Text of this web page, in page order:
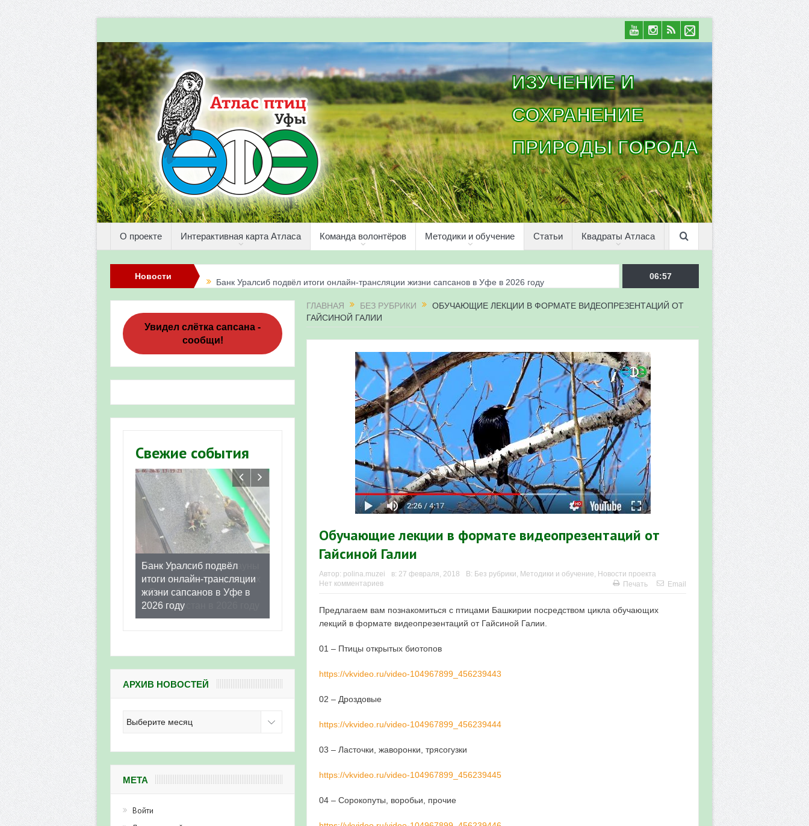
ИЗУЧЕНИЕ И
СОХРАНЕНИЕ
ПРИРОДЫ ГОРОДА
О проекте Интерактивная карта Атласа Команда волонтёров Методики и обучение Статьи Квадраты Атласа
Новости
Итоги акции «Соловьиные вечера-2026» в Республике Башкортостан
Три птенца сапсанов Уралсиба получили имена и кольца
Итоги акции «Весенняя перекличка-2026» в Республике Башкортостан
«Весенняя перекличка-2026» — 21-31 мая 2026
Мероприятие для ребят из дневного лагеря центра олимпиадного движения «Аврора»
Фотофиксация и осмотр птенцов сапсанов на крыше Уралсиба в Уфе в 2026 г.
Участие башкирских орнитологов и бердвотчеров в проекте «Развитие программы мониторинга
численности птиц в европейской части России»
«Весенняя перекличка-2026» — 11-20 мая 2026
Мониторинг орнитофауны на постоянных маршрутах в Республике Башкортостан в 2026 году
06:57
ГЛАВНАЯ БЕЗ РУБРИКИ
ОБУЧАЮЩИЕ ЛЕКЦИИ В ФОРМАТЕ ВИДЕОПРЕЗЕНТАЦИЙ ОТ
ГАЙСИНОЙ ГАЛИИ
Обучающие лекции в формате видеопрезентаций от
Гайсиной Галии
Автор: polina.muzei в: 27 февраля, 2018 В: Без рубрики Методики и обучение Новости проекта
Нет комментариев
Печать Email
Предлагаем вам познакомиться с птицами Башкирии посредством цикла обучающих
лекций в формате видеопрезентаций от Гайсиной Галии.
01 – Птицы открытых биотопов
https://vkvideo.ru/video-104967899_456239443
02 – Дроздовые
https://vkvideo.ru/video-104967899_456239444
03 – Ласточки, жаворонки, трясогузки
https://vkvideo.ru/video-104967899_456239445
04 – Сорокопуты, воробьи, прочие
Увидел слётка сапсана -
сообщи!
Свежие события
Банк Уралсиб подвёл
итоги онлайн-трансляции
жизни сапсанов в Уфе в
2026 году
АРХИВ НОВОСТЕЙ
новостей
МЕТА
Войти